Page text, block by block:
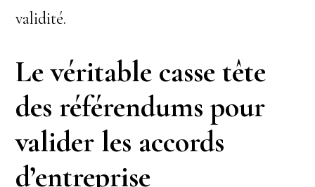
validité.
Le véritable casse tête
des référendums pour
valider les accords
d’entreprise